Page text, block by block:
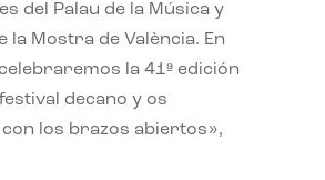
del Palau de la Música y
la Mostra de València. En
la 41ª edición
decano y os
los brazos abiertos»,